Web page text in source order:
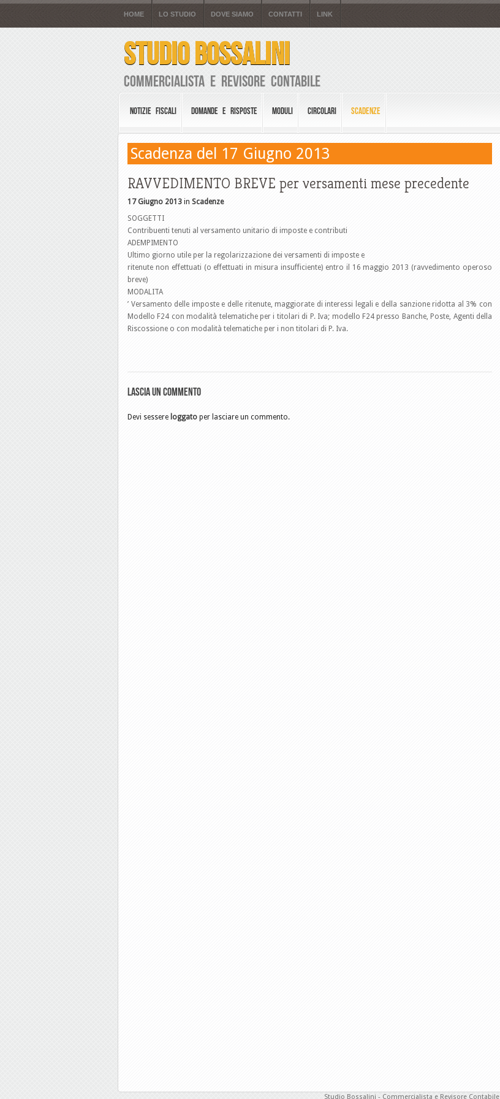
HOME LO STUDIO DOVE SIAMO CONTATTI LINK
STUDIO BOSSALINI
Commercialista e Revisore Contabile
NOTIZIE FISCALI DOMANDE E RISPOSTE MODULI CIRCOLARI SCADENZE
Scadenza del 17 Giugno 2013
RAVVEDIMENTO BREVE per versamenti mese precedente
17 Giugno 2013 in Scadenze
SOGGETTI
Contribuenti tenuti al versamento unitario di imposte e contributi
ADEMPIMENTO
Ultimo giorno utile per la regolarizzazione dei versamenti di imposte e
ritenute non effettuati (o effettuati in misura insufficiente) entro il 16 maggio 2013 (ravvedimento operoso
breve)
MODALITA
’ Versamento delle imposte e delle ritenute, maggiorate di interessi legali e della sanzione ridotta al 3% con
Modello F24 con modalità telematiche per i titolari di P. Iva; modello F24 presso Banche, Poste, Agenti della
Riscossione o con modalità telematiche per i non titolari di P. Iva.
Lascia un commento
Devi sessere loggato per lasciare un commento.
Studio Bossalini - Commercialista e Revisore Contabile